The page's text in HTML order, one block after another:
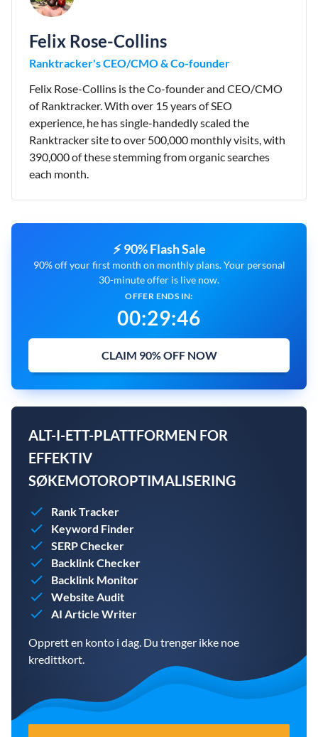
Felix Rose-Collins
Ranktracker's CEO/CMO & Co-founder
Felix Rose-Collins is the Co-founder and CEO/CMO
of Ranktracker. With over 15 years of SEO
experience, he has single-handedly scaled the
Ranktracker site to over 500,000 monthly visits, with
390,000 of these stemming from organic searches
each month.
⚡ 90% Flash Sale
90% off your first month on monthly plans. Your personal
30-minute offer is live now.
OFFER ENDS IN:
00:29:45
CLAIM 90% OFF NOW
ALT-I-ETT-PLATTFORMEN FOR
EFFEKTIV
SØKEMOTOROPTIMALISERING
Rank Tracker
Keyword Finder
SERP Checker
Backlink Checker
Backlink Monitor
Website Audit
AI Article Writer
Opprett en konto i dag. Du trenger ikke noe
kredittkort.